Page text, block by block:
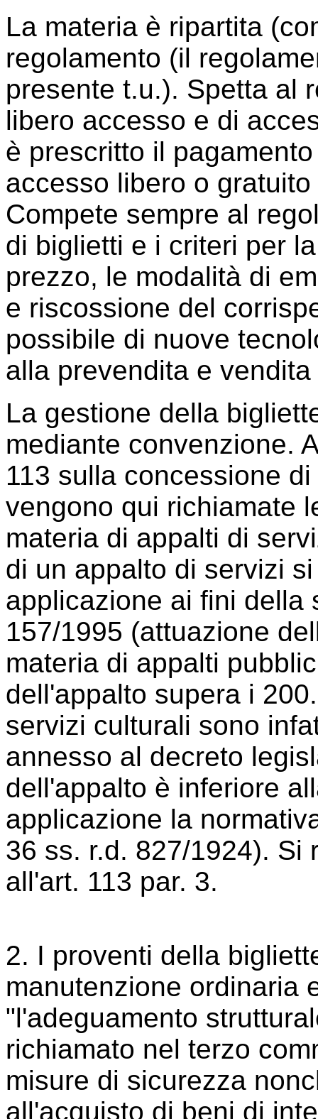
La materia è ripartita
regolamento (il
presente t.u.). Spetta al
libero accesso e di
è prescritto il
accesso libero o
Compete sempre al
di biglietti e i criteri per
prezzo, le modalità di
e riscossione del
possibile di nuove
alla prevendita e
La gestione della
mediante convenzione.
113 sulla concessione
vengono qui richiamate
materia di appalti di
di un appalto di servizi
applicazione ai fini della
157/1995 (attuazione
materia di appalti
dell'appalto supera i
servizi culturali sono
annesso al decreto
dell'appalto è inferiore
applicazione la
36 ss. r.d. 827/1924). Si
all'art. 113 par. 3.
2. I proventi della
manutenzione ordinaria
"l'adeguamento
richiamato nel terzo
misure di sicurezza
all'acquisto di beni di